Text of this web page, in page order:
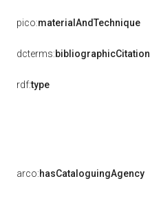
pico:materialAndTechnique
dcterms:bibliographicCitation
rdf:type
arco:hasCataloguingAgency